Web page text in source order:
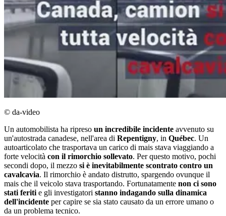
© da-video
Un automobilista ha ripreso un incredibile incidente avvenuto su
un'autostrada canadese, nell'area di Repentigny, in Québec. Un
autoarticolato che trasportava un carico di mais stava viaggiando a
forte velocità con il rimorchio sollevato. Per questo motivo, pochi
secondi dopo, il mezzo si è inevitabilmente scontrato contro un
cavalcavia. Il rimorchio è andato distrutto, spargendo ovunque il
mais che il veicolo stava trasportando. Fortunatamente non ci sono
stati feriti e gli investigatori stanno indagando sulla dinamica
dell'incidente per capire se sia stato causato da un errore umano o
da un problema tecnico.